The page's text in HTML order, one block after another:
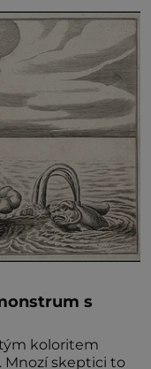
psychický nátlak.
a
s
koloritem
Mnozí skeptici to